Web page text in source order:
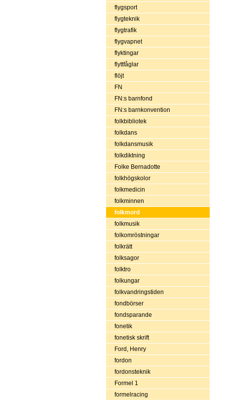
flygsport
flygteknik
flygtrafik
flygvapnet
flyktingar
flyttfåglar
flöjt
FN
FN:s barnfond
FN:s barnkonvention
folkbibliotek
folkdans
folkdansmusik
folkdiktning
Folke Bernadotte
folkhögskolor
folkmedicin
folkminnen
folkmord
folkmusik
folkomröstningar
folkrätt
folksagor
folktro
folkungar
folkvandringstiden
fondbörser
fondsparande
fonetik
fonetisk skrift
Ford, Henry
fordon
fordonsteknik
Formel 1
formelracing